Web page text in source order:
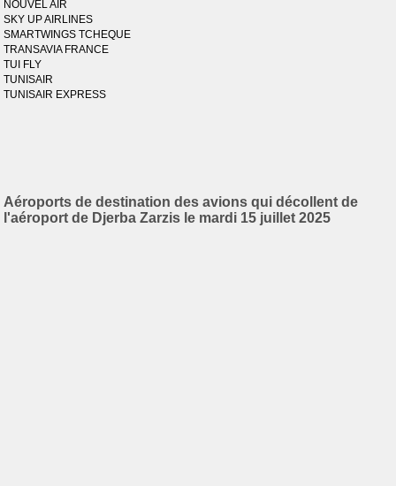
NOUVEL AIR
SKY UP AIRLINES
SMARTWINGS TCHEQUE
TRANSAVIA FRANCE
TUI FLY
TUNISAIR
TUNISAIR EXPRESS
Aéroports de destination des avions qui décollent de
l'aéroport de Djerba Zarzis le mardi 15 juillet 2025